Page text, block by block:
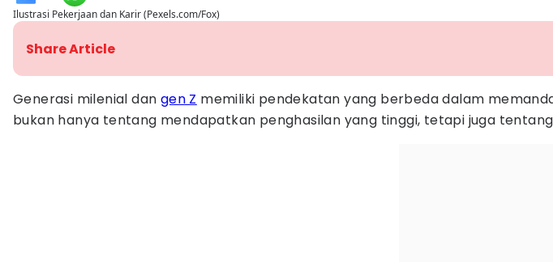
Ilustrasi Pekerjaan dan Karir (Pexels.com/Fox)
Share Article
Generasi milenial dan gen Z memiliki pendekatan yang berbeda dalam
bukan hanya tentang mendapatkan penghasilan yang tinggi, tetapi juga